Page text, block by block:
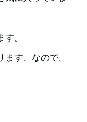
。
す。なので、